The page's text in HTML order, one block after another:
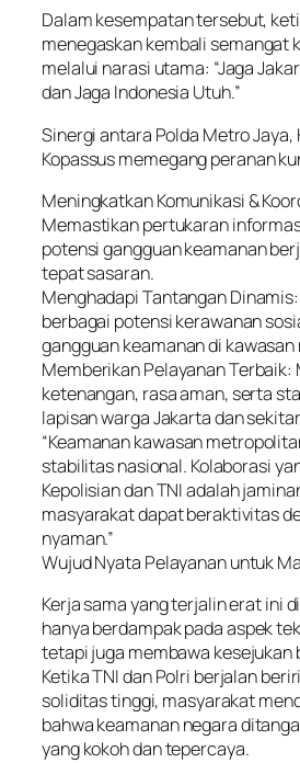
Dalam kesempatan tersebut,
menegaskan kembali semangat
melalui narasi utama: “Jaga
dan Jaga Indonesia Utuh.”
Sinergi antara Polda Metro Jaya,
Kopassus memegang peranan
Meningkatkan Komunikasi &
Memastikan pertukaran
potensi gangguan keamanan
tepat sasaran.
Menghadapi Tantangan
berbagai potensi kerawanan
gangguan keamanan di
Memberikan Pelayanan Terbaik:
ketenangan, rasa aman, serta
lapisan warga Jakarta dan
“Keamanan kawasan
stabilitas nasional. Kolaborasi
Kepolisian dan TNI adalah
masyarakat dapat beraktivitas
nyaman.”
Wujud Nyata Pelayanan untuk
Kerja sama yang terjalin erat ini
hanya berdampak pada aspek
tetapi juga membawa kesejukan
Ketika TNI dan Polri berjalan
soliditas tinggi, masyarakat
bahwa keamanan negara
yang kokoh dan tepercaya.